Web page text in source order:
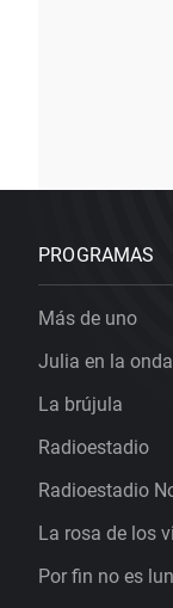
PROGRAMAS
Más de uno
Julia en la onda
La brújula
Radioestadio
Radioestadio
La rosa de los
Por fin no es